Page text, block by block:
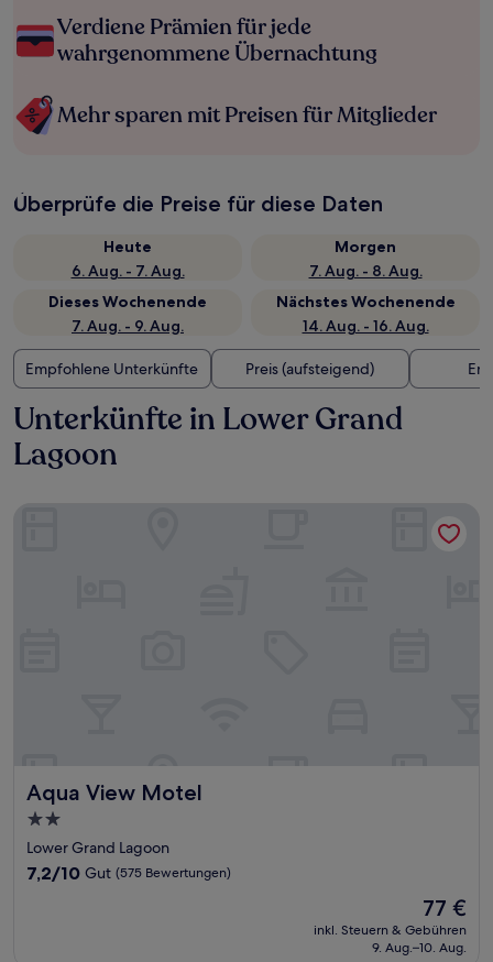
Verdiene Prämien für jede
wahrgenommene Übernachtung
Mehr sparen mit Preisen für Mitglieder
Überprüfe die Preise für diese Daten
Heute
6. Aug. - 7. Aug.
Morgen
7. Aug. - 8. Aug.
Dieses Wochenende
7. Aug. - 9. Aug.
Nächstes Wochenende
14. Aug. - 16. Aug.
Empfohlene Unterkünfte Preis (aufsteigend)
Unterkünfte in Lower Grand
Lagoon
Aqua View Motel
Aqua View Motel
2.0-
Sterne-
Unterkunft
Lower Grand Lagoon
7.2
7,2/10 Gut (575 Bewertungen)
Der
Preis
beträgt
77 €
inkl. Steuern & Gebühren
9. Aug.–10. Aug.